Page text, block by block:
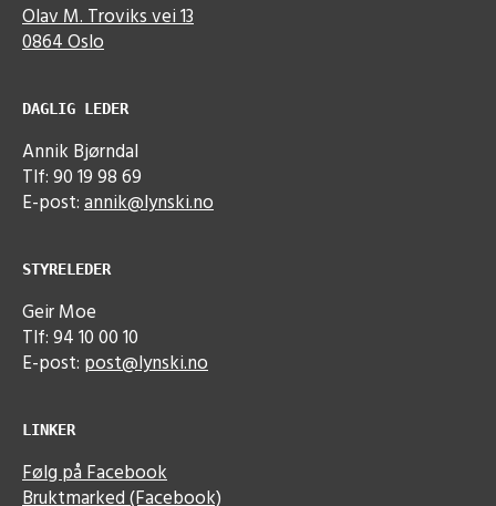
Olav M. Troviks vei 13
0864 Oslo
DAGLIG LEDER
Annik Bjørndal
Tlf: 90 19 98 69
E-post:annik@lynski.no
STYRELEDER
Geir Moe
Tlf: 94 10 00 10
E-post: post@lynski.no
LINKER
Følg på Facebook
Bruktmarked (Facebook)